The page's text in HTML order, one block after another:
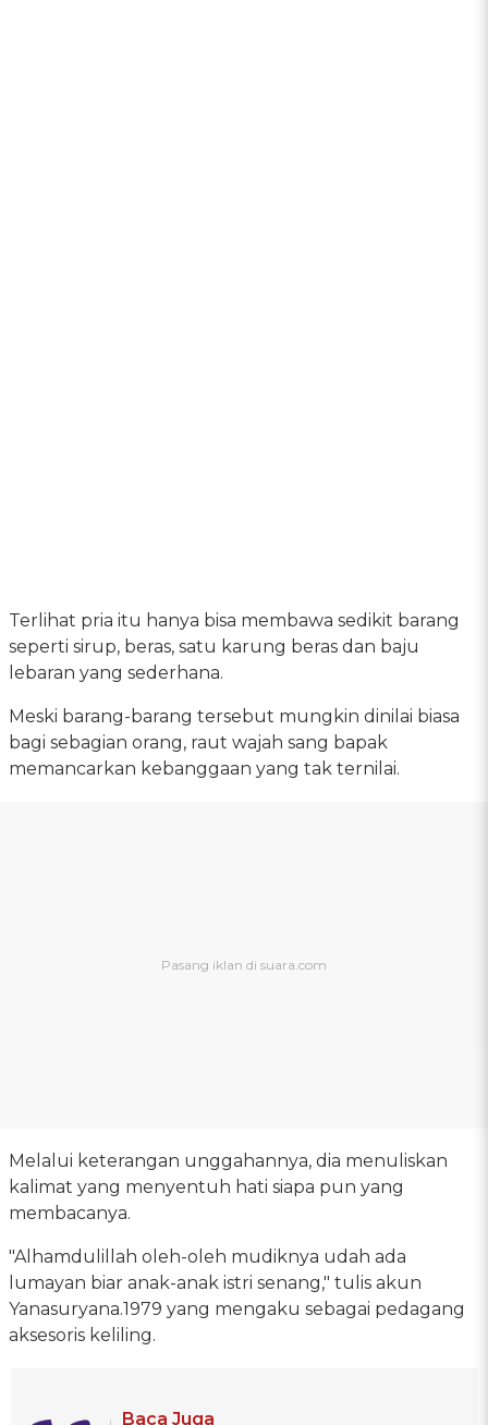
Terlihat pria itu hanya bisa membawa sedikit barang
seperti sirup, beras, satu karung beras dan baju
lebaran yang sederhana.
Meski barang-barang tersebut mungkin dinilai biasa
bagi sebagian orang, raut wajah sang bapak
memancarkan kebanggaan yang tak ternilai.
Melalui keterangan unggahannya, dia menuliskan
kalimat yang menyentuh hati siapa pun yang
membacanya.
"Alhamdulillah oleh-oleh mudiknya udah ada
lumayan biar anak-anak istri senang," tulis akun
Yanasuryana.1979 yang mengaku sebagai pedagang
aksesoris keliling.
Baca Juga